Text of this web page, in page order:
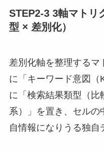
STEP2-3 3軸マトリ
型 × 差別化）
差別化軸を整理するマ
に「キーワード意図（
に「検索結果類型（比
系）」を置き、セルの
自情報になりうる独自